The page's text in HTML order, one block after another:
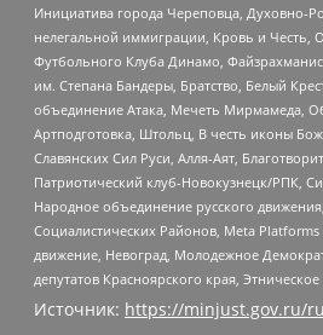
Инициатива города Череповца, Духовно-
нелегальной иммиграции, Кровь и Честь,
Футбольного Клуба Динамо,
им. Степана Бандеры, Братство, Белый
объединение Атака, Мечеть Мирмамеда,
Артподготовка, Штольц, В честь иконы
Славянских Сил Руси, Алля-Аят,
Патриотический клуб-Новокузнецк/РПК,
Народное объединение русского
Социалистических Районов, Meta
движение, Невоград, Молодежное
депутатов Красноярского края,
Источник: https://minjust.gov.ru/